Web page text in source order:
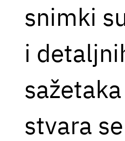
snimki
i
sažetaka
stvara se